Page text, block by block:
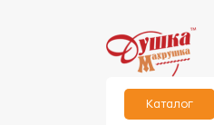
Каталог